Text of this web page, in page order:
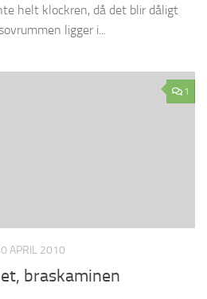
helt klockren, då det blir dåligt
ligger i...
1
APRIL 2010
braskaminen